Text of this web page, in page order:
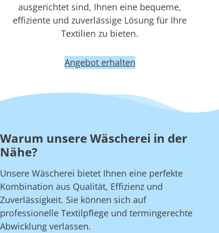
ausgerichtet sind, Ihnen eine bequeme,
effiziente und zuverlässige Lösung für Ihre
Textilien zu bieten.
Angebot erhalten
Warum unsere Wäscherei in der
Nähe?
Unsere Wäscherei bietet Ihnen eine perfekte
Kombination aus Qualität, Effizienz und
Zuverlässigkeit. Sie können sich auf
professionelle Textilpflege und termingerechte
Abwicklung verlassen.